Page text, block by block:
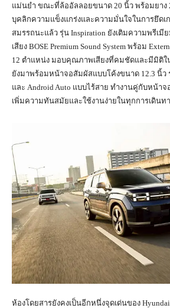
แม่นยำ ขณะที่ล้ออัลลอยขนาด 20 นิ้ว พร้อมยาง
บุคลิกความแข็งแกร่งและความมั่นใจในการยึดเ
สมรรถนะแล้ว รุ่น Inspiration ยังเติมความพรีเ
เสียง BOSE Premium Sound System พร้อม
12 ตำแหน่ง มอบคุณภาพเสียงที่คมชัดและมีมิติ
ยังมาพร้อมหน้าจอสัมผัสแบบโค้งขนาด 12.3 นิ้ว
และ Android Auto แบบไร้สาย ทำงานคู่กับหน้า
เพิ่มความทันสมัยและใช้งานง่ายในทุกการเดินท
ห้องโดยสารยังคงเป็นอีกหนึ่งจุดเด่นของ Hyundai